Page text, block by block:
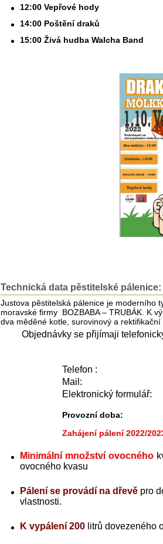
12:00 Vepřové hody
14:00 Poštění draků
15:00 Živá hudba Walcha Band
Technická data pěstitelské pálenice:
Justova pěstitelská pálenice je moderního
moravské firmy BOZBABA – TRUBÁK. K
dva měděné kotle, surovinový a rektifikační
Objednávky se přijímaji
Telefon :
Mail:
Elektronický formulář:
Provozní doba:
Zahájení pálení 2022/
Minimální množství ovocného
ovocného kvasu
Pálení se provádí na dřevě pro
vlastnosti.
K vypálení 200 litrů dovezeného